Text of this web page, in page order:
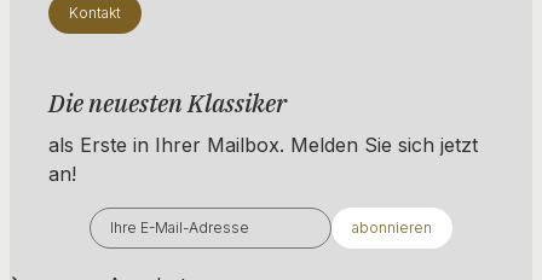
Kontakt
Die neuesten Klassiker
als Erste in Ihrer Mailbox. ​​​​​​Melden Sie sich jetzt
an!
abonnieren